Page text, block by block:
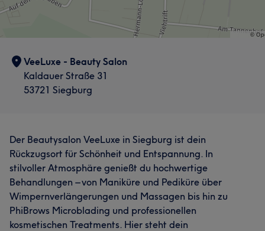
VeeLuxe - Beauty Salon
Kaldauer Straße 31
53721 Siegburg
Der Beautysalon VeeLuxe in Siegburg ist dein
Rückzugsort für Schönheit und Entspannung. In
stilvoller Atmosphäre genießt du hochwertige
Behandlungen – von Maniküre und Pediküre über
Wimpernverlängerungen und Massagen bis hin zu
PhiBrows Microblading und professionellen
kosmetischen Treatments. Hier steht dein